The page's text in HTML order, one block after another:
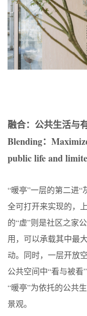
融合：公共生活与
Blending：
public life and
“暖亭”一层的第二进
全可打开来实现的，
的“虚”则是社区之家
用，可以承载其中最
动。同时，一层开放
公共空间中“看与被看
“暖亭”为依托的公共
景观。